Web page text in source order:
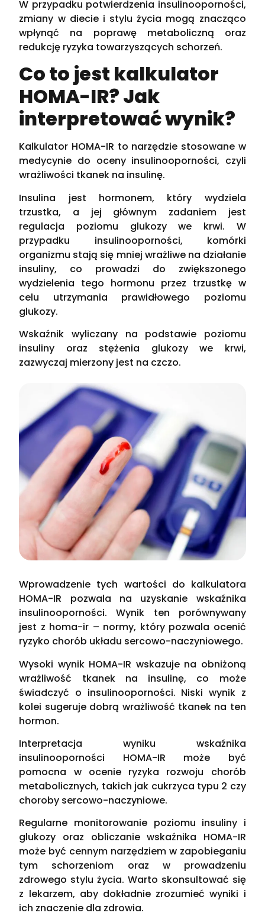
W przypadku potwierdzenia insulinooporności,
zmiany w diecie i stylu życia mogą znacząco
wpłynąć na poprawę metaboliczną oraz
redukcję ryzyka towarzyszących schorzeń.
Co to jest kalkulator
HOMA-IR? Jak
interpretować wynik?
Kalkulator HOMA-IR to narzędzie stosowane w
medycynie do oceny insulinooporności, czyli
wrażliwości tkanek na insulinę.
Insulina jest hormonem, który wydziela
trzustka, a jej głównym zadaniem jest
regulacja poziomu glukozy we krwi. W
przypadku insulinooporności, komórki
organizmu stają się mniej wrażliwe na działanie
insuliny, co prowadzi do zwiększonego
wydzielenia tego hormonu przez trzustkę w
celu utrzymania prawidłowego poziomu
glukozy.
Wskaźnik wyliczany na podstawie poziomu
insuliny oraz stężenia glukozy we krwi,
zazwyczaj mierzony jest na czczo.
Wprowadzenie tych wartości do kalkulatora
HOMA-IR pozwala na uzyskanie wskaźnika
insulinooporności. Wynik ten porównywany
jest z homa-ir – normy, który pozwala ocenić
ryzyko chorób układu sercowo-naczyniowego.
Wysoki wynik HOMA-IR wskazuje na obniżoną
wrażliwość tkanek na insulinę, co może
świadczyć o insulinooporności. Niski wynik z
kolei sugeruje dobrą wrażliwość tkanek na ten
hormon.
Interpretacja wyniku wskaźnika
insulinooporności HOMA-IR może być
pomocna w ocenie ryzyka rozwoju chorób
metabolicznych, takich jak cukrzyca typu 2 czy
choroby sercowo-naczyniowe.
Regularne monitorowanie poziomu insuliny i
glukozy oraz obliczanie wskaźnika HOMA-IR
może być cennym narzędziem w zapobieganiu
tym schorzeniom oraz w prowadzeniu
zdrowego stylu życia. Warto skonsultować się
z lekarzem, aby dokładnie zrozumieć wyniki i
ich znaczenie dla zdrowia.